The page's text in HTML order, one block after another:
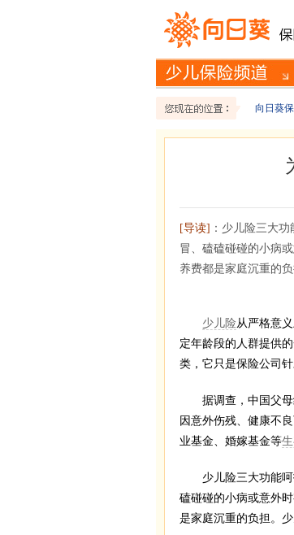
向日葵
[导读] ：少儿险三大
冒、磕磕碰碰的小病
养费都是家庭沉重的负
少儿险从严格意
定年龄段的人群提供
类，它只是保险公司
据调查，中国父母
因意外伤残、健康不
业基金、婚嫁基金等
少儿险三大功能呵
磕碰碰的小病或意外
是家庭沉重的负担。